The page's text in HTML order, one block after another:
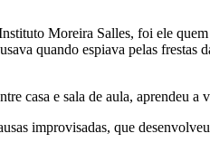
Moreira Salles, foi ele
quando espiava pelas frestas
casa e sala de aula, aprendeu a
improvisadas, que